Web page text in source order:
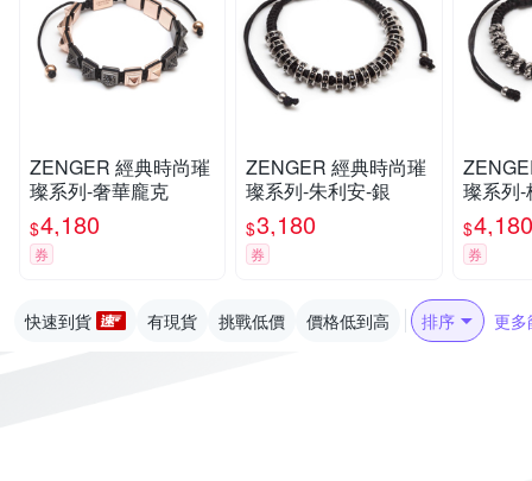
ZENGER 經典時尚璀
璨系列-奢華龐克
$4,180
券
ZENGER 經典時尚璀
璨系列-朱利安-銀
$3,180
券
ZENGER 經典
璨系列-
$4,180
券
快速到貨 有現貨 挑戰低價 價格低到高 排序 更多